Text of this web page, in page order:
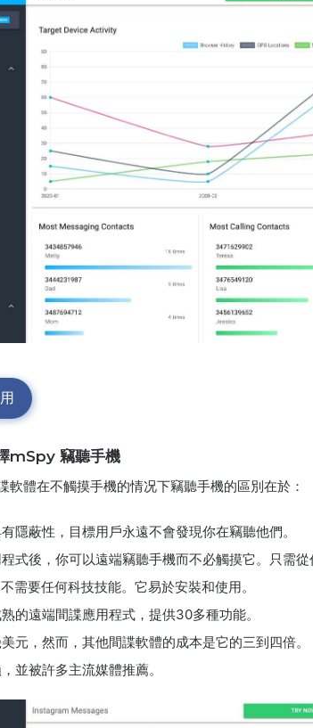
mSpy 竊聽手機
軟體在不觸摸手機的情况下竊聽手機的區別在於：
隱蔽性，目標用戶永遠不會發現你在竊聽他們。
式後，你可以遠端竊聽手機而不必觸摸它。只需從
需要任何科技技能。它易於安裝和使用。
的遠端間諜應用程式，提供30多種功能。
元，然而，其他間諜軟體的成本是它的三到四倍。
並被許多主流媒體推薦。